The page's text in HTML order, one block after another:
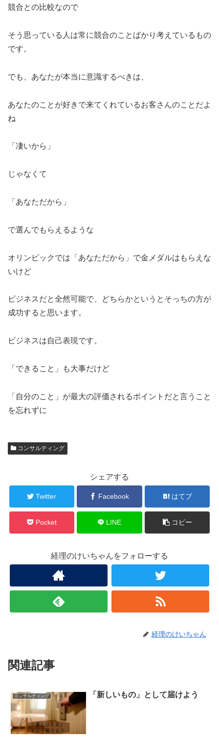
競合との比較なので
そう思っている人は常に競合のことばかり考えているもの
です。
でも、あなたが本当に意識するべきは、
あなたのことが好きで来てくれているお客さんのことだよ
ね
「凄いから」
じゃなくて
「あなただから」
で選んでもらえるような
オリンピックでは「あなただから」で金メダルはもらえな
いけど
ビジネスだと全然可能で、どちらかというとそっちの方が
成功すると思います。
ビジネスは自己表現です。
「できること」も大事だけど
「自分のこと」が最大の評価されるポイントだと言うこと
を忘れずに
コンサルティング
シェアする
Twitter Facebook はてブ
Pocket LINE コピー
経理のけいちゃんをフォローする
経理のけいちゃん
関連記事
コンサルティング 「新しいもの」として届けよう